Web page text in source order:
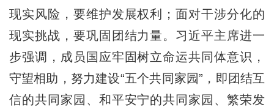
现实风险，要维护发展权利；面对干涉分化的
现实挑战，要巩固团结力量。习近平主席进一
步强调，成员国应牢固树立命运共同体意识，
守望相助，努力建设“五个共同家园”，即团结互
信的共同家园、和平安宁的共同家园、繁荣发